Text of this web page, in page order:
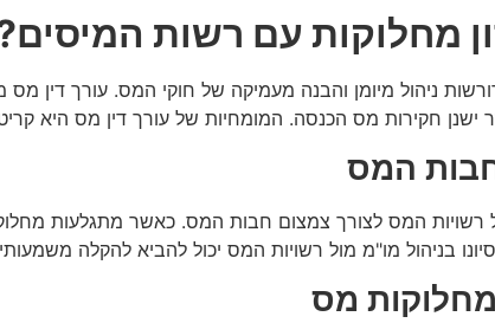
מחלוקות עם רשות
ניהול מיומן והבנה מעמיקה של חוקי המס. עורך דין
ישנן חקירות מס הכנסה. המומחיות של עורך דין מס היא
המס
רשויות המס לצורך צמצום חבות המס. כאשר מתגלעות
בניהול מו"מ מול רשויות המס יכול להביא להקלה
מס